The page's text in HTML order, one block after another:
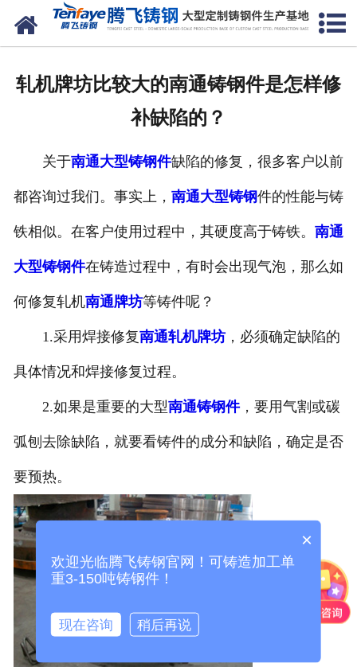
网站首页
生产能力
联系我们
轧机牌坊比较大的南通铸钢件是怎样修
补缺陷的？
关于南通大型铸钢件缺陷的修复，很多客户以前
都咨询过我们。事实上， 南通大型铸钢件的性能与铸
铁相似。在客户使用过程中，其硬度高于铸铁。 南通
大型铸钢件在铸造过程中，有时会出现气泡，那么如
何修复轧机南通牌坊等铸件呢？
1.采用焊接修复南通轧机牌坊，必须确定缺陷的
具体情况和焊接修复过程。
2.如果是重要的大型南通铸钢件，要用气割或碳
弧刨去除缺陷，就要看铸件的成分和缺陷，确定是否
要预热。
×
欢迎光临腾飞铸钢官网！可铸造加工单
重3-150吨铸钢件！
现在咨询 稍后再说